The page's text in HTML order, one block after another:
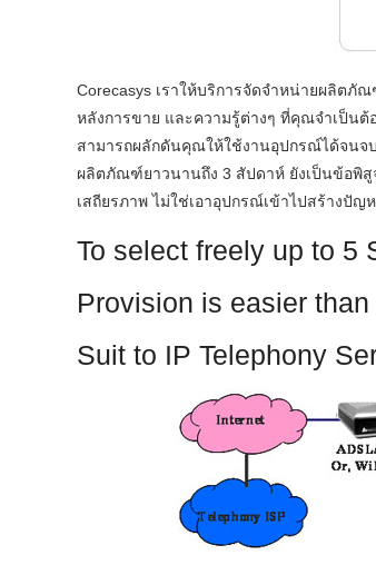
Corecasys เราให้บริการจัดจำหน่ายผลิตภั
หลังการขาย และความรู้ต่างๆ ที่คุณจำเป็นต้
สามารถผลักดันคุณให้ใช้งานอุปกรณ์ได้จนจ
ผลิตภัณฑ์ยาวนานถึง 3 สัปดาห์ ยังเป็นข้อพิ
เสถียรภาพ ไม่ใช่เอาอุปกรณ์เข้าไปสร้างปั
To select freely up to 5
Provision is easier than
Suit to IP Telephony